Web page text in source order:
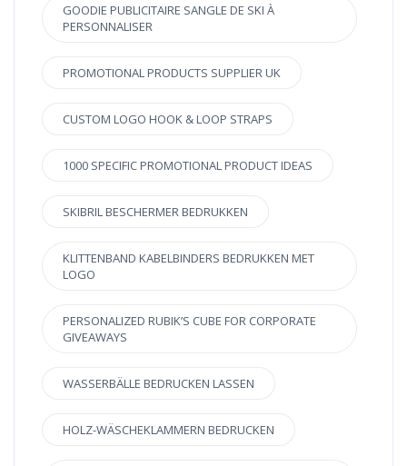
GOODIE PUBLICITAIRE SANGLE DE SKI À
PERSONNALISER
PROMOTIONAL PRODUCTS SUPPLIER UK
CUSTOM LOGO HOOK & LOOP STRAPS
1000 SPECIFIC PROMOTIONAL PRODUCT IDEAS
SKIBRIL BESCHERMER BEDRUKKEN
KLITTENBAND KABELBINDERS BEDRUKKEN MET
LOGO
PERSONALIZED RUBIK’S CUBE FOR CORPORATE
GIVEAWAYS
WASSERBÄLLE BEDRUCKEN LASSEN
HOLZ-WÄSCHEKLAMMERN BEDRUCKEN